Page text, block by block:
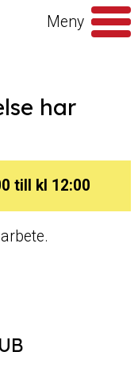
Meny
har
till kl 12:00